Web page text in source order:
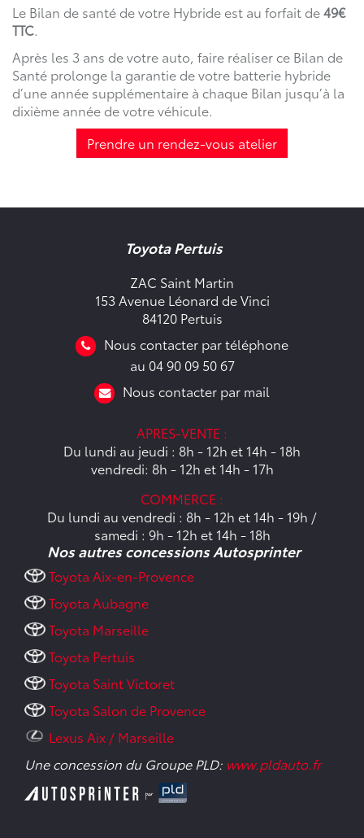
Le Bilan de santé de votre Hybride est au forfait de49€
TTC.
Après les 3 ans de votre auto, faire réaliser ce Bilan de
Santé prolonge la garantie de votre batterie hybride
d’une année supplémentaire à chaque Bilan jusqu’à la
dixième année de votre véhicule.
Prendre un rendez-vous atelier
Toyota Pertuis
ZAC Saint Martin
153 Avenue Léonard de Vinci
84120 Pertuis
Nous contacter par téléphone
au 04 90 09 50 67
Nous contacter par mail
APRES-VENTE :
Du lundi au jeudi : 8h - 12h et 14h - 18h
vendredi: 8h - 12h et 14h - 17h
COMMERCE :
Du lundi au vendredi : 8h - 12h et 14h - 19h /
samedi : 9h - 12h et 14h - 18h
Nos autres concessions Autosprinter
Toyota Aix-en-Provence
Toyota Aubagne
Toyota Marseille
Toyota Pertuis
Toyota Saint Victoret
Toyota Salon de Provence
Lexus Aix / Marseille
Une concession du Groupe PLD: www.pldauto.fr